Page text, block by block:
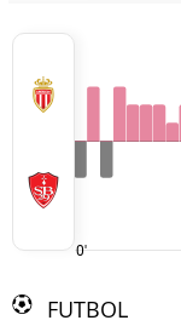
0'
FUTBOL